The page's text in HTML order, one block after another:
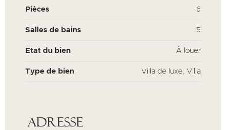
Pièces 6
Salles de bains 5
Etat du bien À louer
Type de bien Villa de luxe, Villa
Adresse